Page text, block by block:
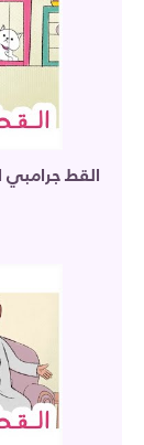
القط جرامبي